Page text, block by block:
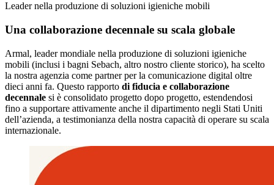
Leader nella produzione di soluzioni igieniche mobili
Una collaborazione decennale su scala globale
Armal, leader mondiale nella produzione di soluzioni igieniche
mobili (inclusi i bagni Sebach, altro nostro cliente storico), ha scelto
la nostra agenzia come partner per la comunicazione digital oltre
dieci anni fa. Questo rapporto di fiducia e collaborazione
decennale si è consolidato progetto dopo progetto, estendendosi
fino a supportare attivamente anche il dipartimento negli Stati Uniti
dell’azienda, a testimonianza della nostra capacità di operare su scala
internazionale.